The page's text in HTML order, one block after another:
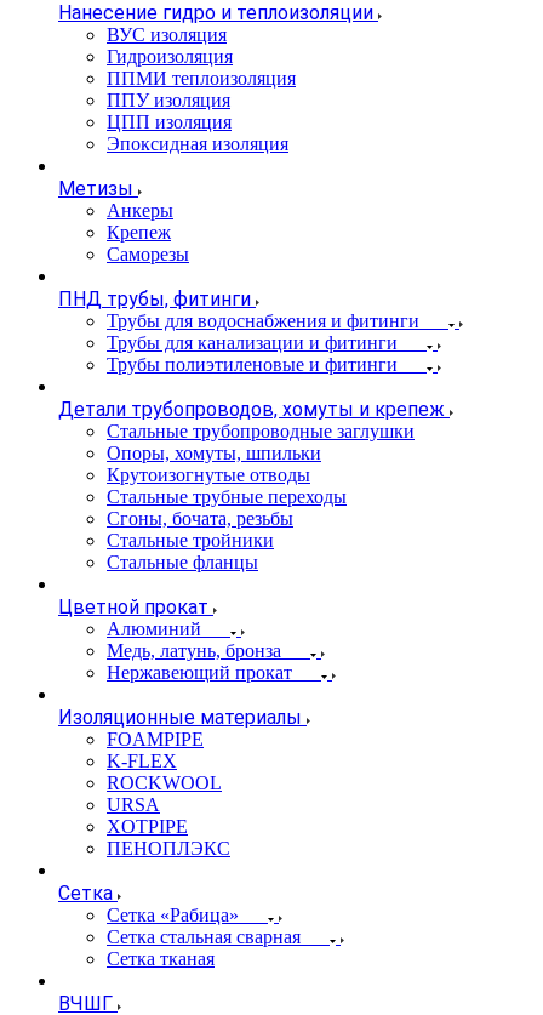
Нанесение гидро и теплоизоляции
ВУС изоляция
Гидроизоляция
ППМИ теплоизоляция
ППУ изоляция
ЦПП изоляция
Эпоксидная изоляция
Метизы
Анкеры
Крепеж
Саморезы
ПНД трубы, фитинги
Трубы для водоснабжения и фитинги
Трубы для канализации и фитинги
Трубы полиэтиленовые и фитинги
Детали трубопроводов, хомуты и крепеж
Стальные трубопроводные заглушки
Опоры, хомуты, шпильки
Крутоизогнутые отводы
Стальные трубные переходы
Сгоны, бочата, резьбы
Стальные тройники
Стальные фланцы
Цветной прокат
Алюминий
Медь, латунь, бронза
Нержавеющий прокат
Изоляционные материалы
FOAMPIPE
K-FLEX
ROCKWOOL
URSA
XOTPIPE
ПЕНОПЛЭКС
Сетка
Сетка «Рабица»
Сетка стальная сварная
Сетка тканая
ВЧШГ